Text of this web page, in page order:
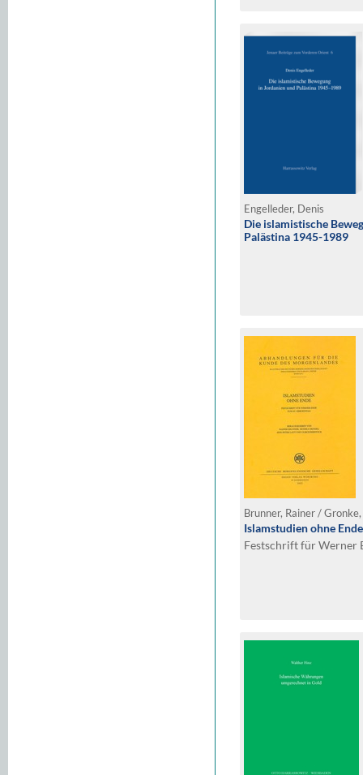
Engelleder, Denis
Die islamistische
Palästina 1945-1989
Islamstudien ohne Ende
Festschrift für Werner